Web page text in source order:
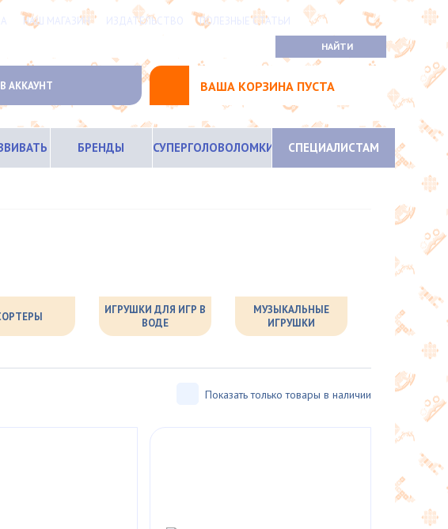
НАШ МАГАЗИН ИЗДАТЕЛЬСТВО ПОЛЕЗНЫЕ СТАТЬИ
АККАУНТ ВАША КОРЗИНА ПУСТА
БРЕНДЫ СУПЕРГОЛОВОЛОМКИ СПЕЦИАЛИСТАМ
ИГРУШКИ ДЛЯ ИГР В
ВОДЕ
МУЗЫКАЛЬНЫЕ
ИГРУШКИ
Показать только товары в наличии